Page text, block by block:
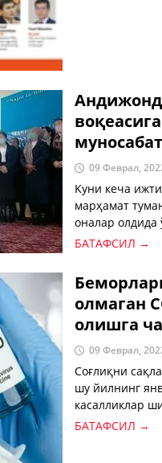
09 Феврал,
Kуни кеча
марҳамат
оналар олдида
кириш
БАТАФСИЛ →
олмаган
олишга
09 Феврал,
Соғлиқни
шу йилнинг
касалликлар
беморларнинг
БАТАФСИЛ →